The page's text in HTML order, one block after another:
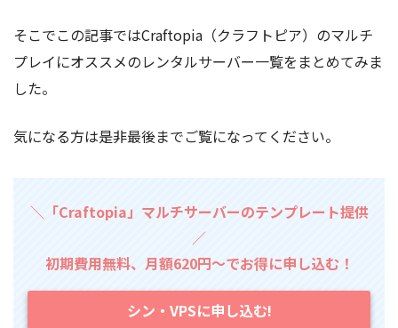
そこでこの記事ではCraftopia（クラフトピア）のマルチ
プレイにオススメのレンタルサーバー一覧をまとめてみま
した。
気になる方は是非最後までご覧になってください。
＼「Craftopia」マルチサーバーのテンプレート提供
／
初期費用無料、月額620円～でお得に申し込む！
シン・VPSに申し込む!